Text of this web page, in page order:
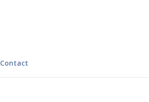
Contact